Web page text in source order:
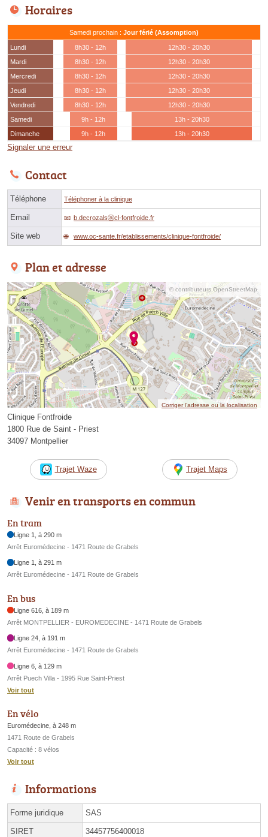
Horaires
Samedi prochain : Jour férié (Assomption)
Lundi 8h30 - 12h
12h30 - 20h30
Mardi
8h30 - 12h
12h30 - 20h30
Mercredi
8h30 - 12h
12h30 - 20h30
Jeudi
8h30 - 12h
12h30 - 20h30
Vendredi
8h30 - 12h
12h30 - 20h30
Samedi
9h - 12h
13h - 20h30
Dimanche
9h - 12h 13h - 20h30
Signaler une erreur
Contact
Téléphone Téléphoner à la clinique
Email b.decrozalsⓐcl-fontfroide.fr
Site web www.oc-sante.fr/etablissements/clinique-fontfroide/
Plan et adresse
© contributeurs OpenStreetMap
Corriger l’adresse ou la localisation
Clinique Fontfroide
1800 Rue de Saint - Priest
34097 Montpellier
Trajet Waze Trajet Maps
Venir en transports en commun
En tram
Ligne 1, à 290 m
Arrêt Euromédecine - 1471 Route de Grabels
Ligne 1, à 291 m
Arrêt Euromédecine - 1471 Route de Grabels
En bus
Ligne 616, à 189 m
Arrêt MONTPELLIER - EUROMEDECINE - 1471 Route de Grabels
Ligne 24, à 191 m
Arrêt Euromédecine - 1471 Route de Grabels
Ligne 6, à 129 m
Arrêt Puech Villa - 1995 Rue Saint-Priest
Voir tout
En vélo
Euromédecine, à 248 m
1471 Route de Grabels
Capacité : 8 vélos
Voir tout
Informations
Forme juridique SAS
SIRET 34457756400018